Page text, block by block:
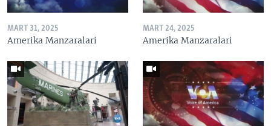
MART 31, 2025
Amerika Manzaralari
MART 24, 2025
Amerika Manzaralari